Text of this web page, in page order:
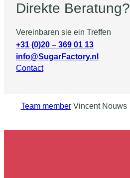
Direkte Beratung?
Vereinbaren sie ein Treffen
+31 (0)20 – 369 01 13
info@SugarFactory.nl
Contact
Team member Vincent Nouws